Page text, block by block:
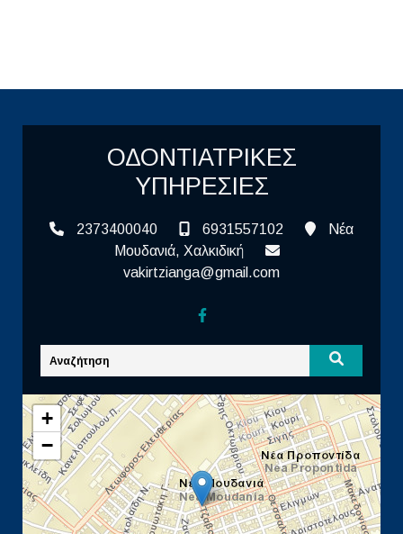
+
−
ΟΔΟΝΤΙΑΤΡΙΚΕΣ
ΥΠΗΡΕΣΙΕΣ
2373400040 6931557102
Νέα
Μουδανιά, Χαλκιδική
vakirtzianga@gmail.com